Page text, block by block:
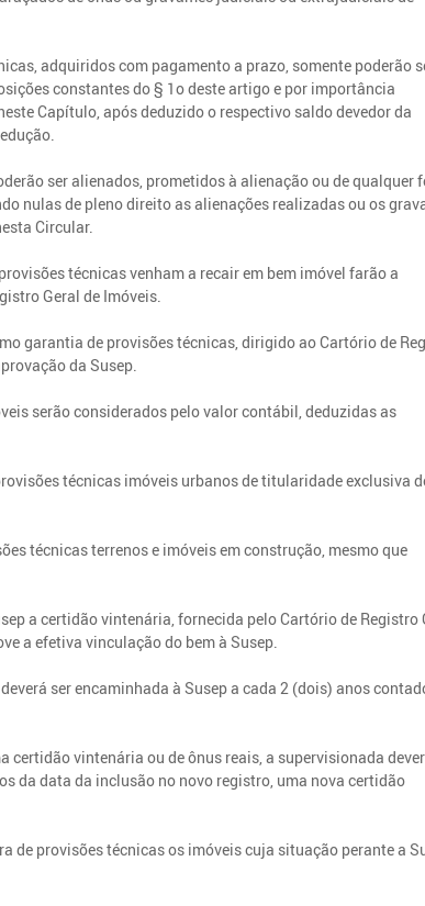
adquiridos com pagamento a prazo, somente poderão
constantes do § 1o deste artigo e por importância
Capítulo, após deduzido o respectivo saldo devedor da
ser alienados, prometidos à alienação ou de qualquer
nulas de pleno direito as alienações realizadas ou os
Circular.
técnicas venham a recair em bem imóvel farão a
Geral de Imóveis.
garantia de provisões técnicas, dirigido ao Cartório de
da Susep.
serão considerados pelo valor contábil, deduzidas as
técnicas imóveis urbanos de titularidade exclusiva
técnicas terrenos e imóveis em construção, mesmo que
a certidão vintenária, fornecida pelo Cartório de Registro
a efetiva vinculação do bem à Susep.
ser encaminhada à Susep a cada 2 (dois) anos
certidão vintenária ou de ônus reais, a supervisionada
da data da inclusão no novo registro, uma nova certidão
de provisões técnicas os imóveis cuja situação perante a